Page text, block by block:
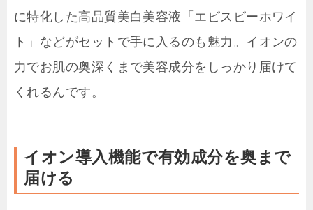
に特化した高品質美白美容液「エビスビーホワイ
ト」などがセットで手に入るのも魅力。イオンの
力でお肌の奥深くまで美容成分をしっかり届けて
くれるんです。
イオン導入機能で有効成分を奥まで
届ける